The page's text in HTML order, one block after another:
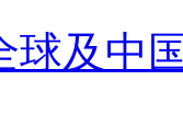
球及中